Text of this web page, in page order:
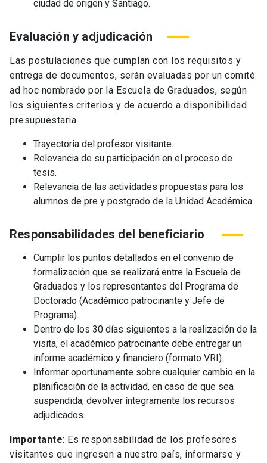
ciudad de origen y Santiago.
Evaluación y adjudicación
Las postulaciones que cumplan con los requisitos y
entrega de documentos, serán evaluadas por un comité
ad hoc nombrado por la Escuela de Graduados, según
los siguientes criterios y de acuerdo a disponibilidad
presupuestaria.
Trayectoria del profesor visitante.
Relevancia de su participación en el proceso de
tesis.
Relevancia de las actividades propuestas para los
alumnos de pre y postgrado de la Unidad Académica.
Responsabilidades del beneficiario
Cumplir los puntos detallados en el convenio de
formalización que se realizará entre la Escuela de
Graduados y los representantes del Programa de
Doctorado (Académico patrocinante y Jefe de
Programa).
Dentro de los 30 días siguientes a la realización de la
visita, el académico patrocinante debe entregar un
informe académico y financiero (formato VRI).
Informar oportunamente sobre cualquier cambio en la
planificación de la actividad, en caso de que sea
suspendida, devolver íntegramente los recursos
adjudicados.
Importante: Es responsabilidad de los profesores
visitantes que ingresen a nuestro país, informarse y